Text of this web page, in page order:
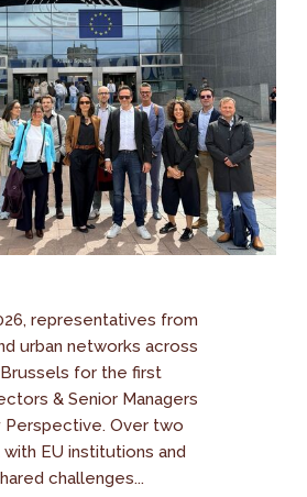
representatives from
urban networks across
for the first
& Senior Managers
Perspective. Over two
EU institutions and
challenges...